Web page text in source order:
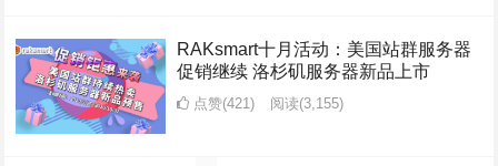
RAKsmart十月活动：美国站群服务器
促销继续 洛杉矶服务器新品上市
点赞(421) 阅读(3,155)